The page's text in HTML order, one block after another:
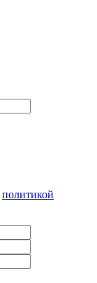
политикой